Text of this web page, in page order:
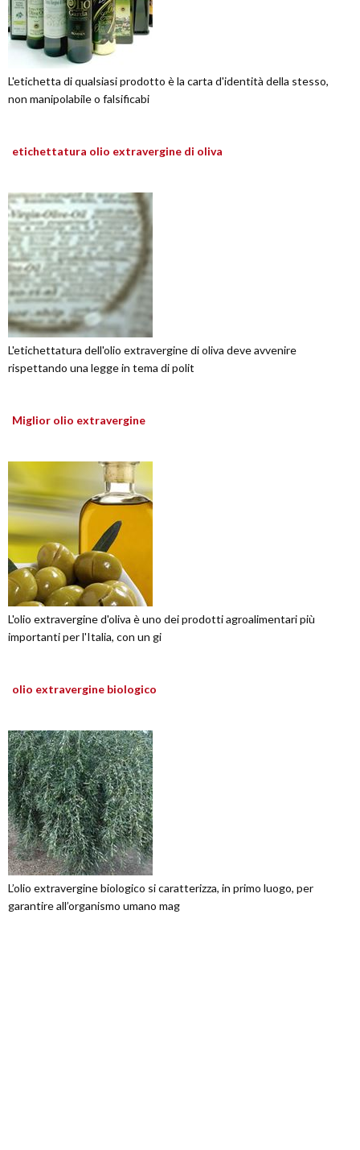
L'etichetta di qualsiasi prodotto è la carta d'identità della stesso,
non manipolabile o falsificabi
etichettatura olio extravergine di oliva
L'etichettatura dell'olio extravergine di oliva deve avvenire
rispettando una legge in tema di polit
Miglior olio extravergine
L'olio extravergine d'oliva è uno dei prodotti agroalimentari più
importanti per l'Italia, con un gi
olio extravergine biologico
L’olio extravergine biologico si caratterizza, in primo luogo, per
garantire all’organismo umano mag